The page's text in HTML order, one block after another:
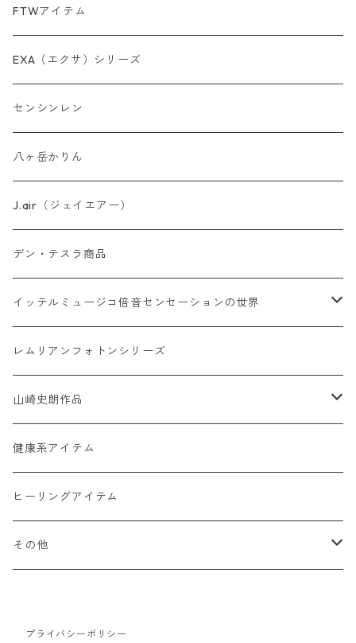
AINORinQ（あいのりんく）
お守り数列・強化版 全33種
書籍カードシリーズ
Soul Reclaim（ソウルレクイエム）シリーズ
その他のカード
FTWアイテム
EXA（エクサ）シリーズ
センシンレン
八ヶ岳かりん
J.air（ジェイエアー）
デン・テスラ商品
イッテルミュージコ倍音センセーションの世界
1368イッテルミュージコCD
Hi-Ringo 孤独のライブCD1368
ヒーリンゴの仲間たちCD1368
Hi-Ringo Yah！ selection CD
レムリアンフォトンシリーズ
山崎史朗作品
幻妙鏡(万華鏡)
オーナメント（収納・飾り台)
水眠亭クラフト（その他作品）
健康系アイテム
ヒーリングアイテム
その他
プライバシーポリシー